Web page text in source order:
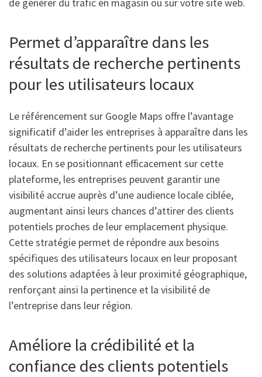
Permet d’apparaître dans les
résultats de recherche pertinents
pour les utilisateurs locaux
Le référencement sur Google Maps offre l’avantage
significatif d’aider les entreprises à apparaître dans les
résultats de recherche pertinents pour les utilisateurs
locaux. En se positionnant efficacement sur cette
plateforme, les entreprises peuvent garantir une
visibilité accrue auprès d’une audience locale ciblée,
augmentant ainsi leurs chances d’attirer des clients
potentiels proches de leur emplacement physique.
Cette stratégie permet de répondre aux besoins
spécifiques des utilisateurs locaux en leur proposant
des solutions adaptées à leur proximité géographique,
renforçant ainsi la pertinence et la visibilité de
l’entreprise dans leur région.
Améliore la crédibilité et la
confiance des clients potentiels